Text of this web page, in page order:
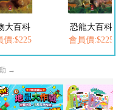
大百科
價:$225
恐龍大百科
會員價:$225
→